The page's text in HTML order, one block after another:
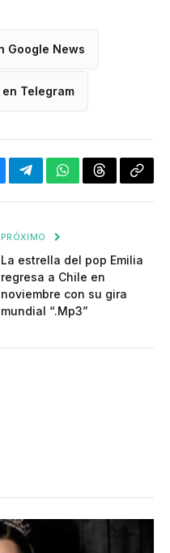
Google News
Telegram
TelegramWhatsApp
Threads
PRÓXIMO
La estrella del pop Emilia
regresa a Chile en
noviembre con su gira
mundial “.Mp3”